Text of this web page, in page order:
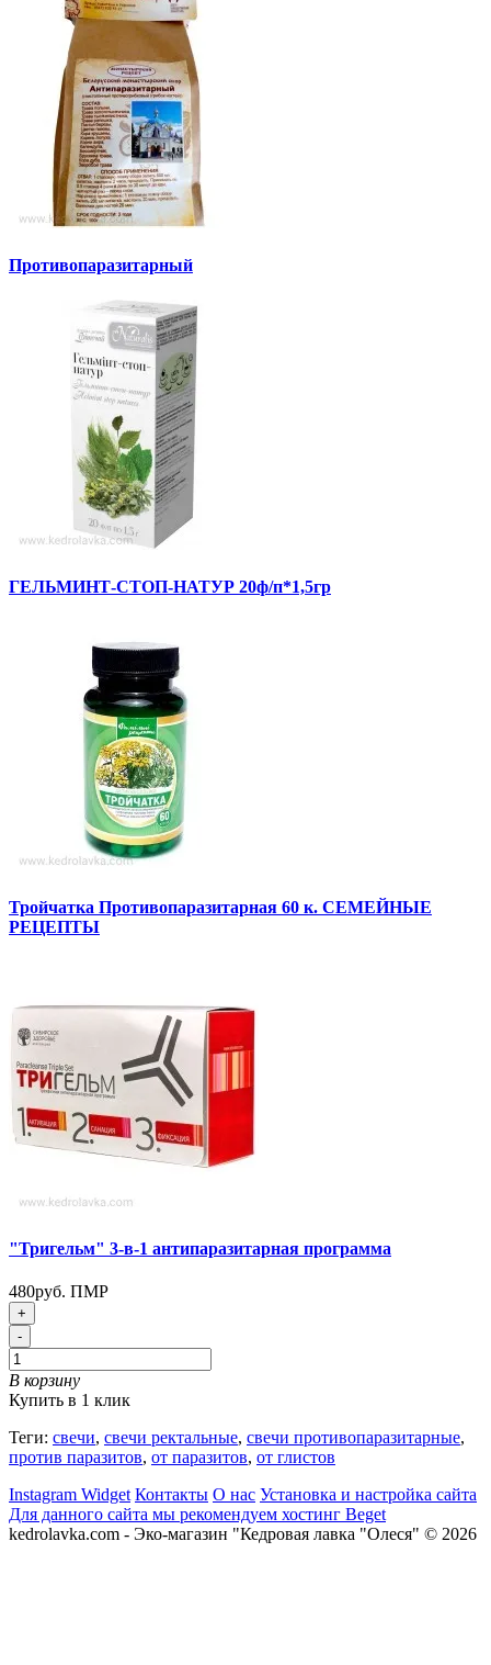
Противопаразитарный
ГЕЛЬМИНТ-СТОП-НАТУР 20ф/п*1,5гр
Тройчатка Противопаразитарная 60 к. СЕМЕЙНЫЕ
РЕЦЕПТЫ
"Тригельм" 3-в-1 антипаразитарная программа
480руб. ПМР
+
-
В корзину
Купить в 1 клик
Теги: свечи, свечи ректальные, свечи противопаразитарные,
против паразитов, от паразитов, от глистов
Instagram Widget Контакты О нас Установка и настройка сайта
Для данного сайта мы рекомендуем хостинг Beget
kedrolavka.com - Эко-магазин "Кедровая лавка "Олеся" © 2026